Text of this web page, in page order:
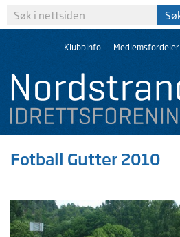
Klubbinfo Medlemsfordeler
Fotball Gutter 2010